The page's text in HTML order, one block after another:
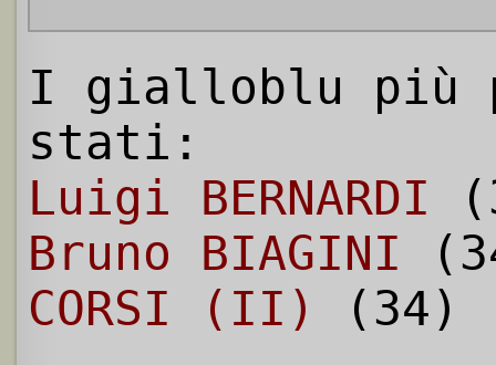
I gialloblu più
stati:
Luigi BERNARDI
Bruno BIAGINI
CORSI (II)
(34)